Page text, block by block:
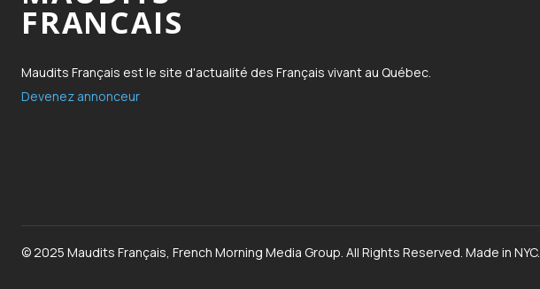
FRANCAIS
Maudits Français est le site d'actualité des Français vivant au Québec.
Devenez annonceur
© 2025 Maudits Français, French Morning Media Group. All Rights Reserved. Made in NYC.